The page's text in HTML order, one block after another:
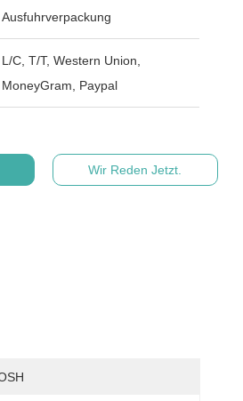
Ausfuhrverpackung
L/C, T/T, Western Union,
MoneyGram, Paypal
Wir Reden Jetzt.